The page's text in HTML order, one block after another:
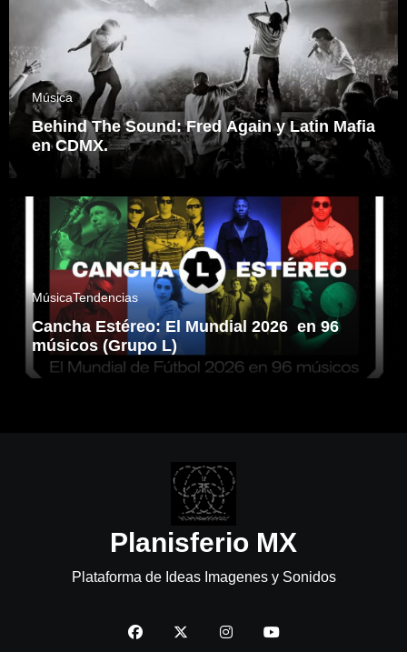
Música
Behind The Sound: Fred Again y Latin Mafia
en CDMX.
MúsicaTendencias
Cancha Estéreo: El Mundial 2026 en 96
músicos (Grupo L)
Planisferio MX
Plataforma de Ideas Imagenes y Sonidos